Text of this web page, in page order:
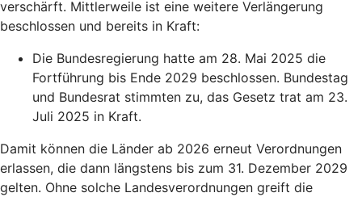
verschärft. Mittlerweile ist eine weitere Verlängerung
beschlossen und bereits in Kraft:
Die Bundesregierung hatte am 28. Mai 2025 die
Fortführung bis Ende 2029 beschlossen. Bundestag
und Bundesrat stimmten zu, das Gesetz trat am 23.
Juli 2025 in Kraft.
Damit können die Länder ab 2026 erneut Verordnungen
erlassen, die dann längstens bis zum 31. Dezember 2029
gelten. Ohne solche Landesverordnungen greift die